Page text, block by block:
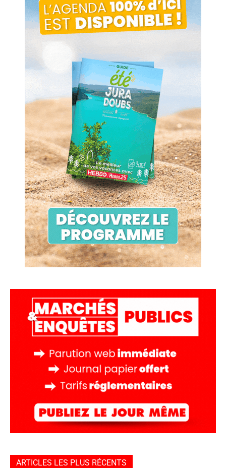
ARTICLES LES PLUS RÉCENTS